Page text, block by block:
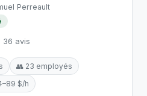
Perreault
36 avis
👥 23 employés
$/h